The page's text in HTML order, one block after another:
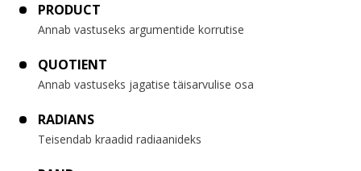
PRODUCT
Annab vastuseks argumentide korrutise
QUOTIENT
Annab vastuseks jagatise täisarvulise osa
RADIANS
Teisendab kraadid radiaanideks